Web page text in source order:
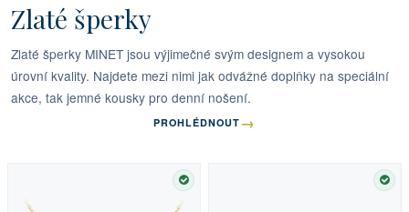
Zlaté šperky
Zlaté šperky MINET jsou výjimečné svým designem a vysokou
úrovní kvality. Najdete mezi nimi jak odvážné doplňky na speciální
akce, tak jemné kousky pro denní nošení.
PROHLÉDNOUT →
SKLADEM